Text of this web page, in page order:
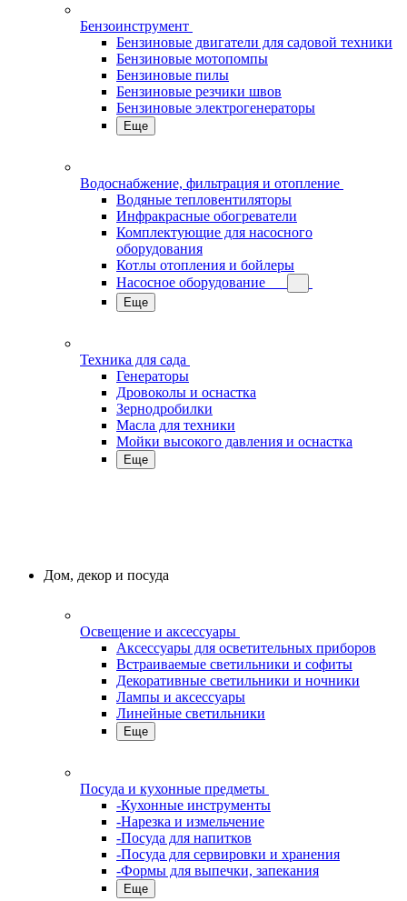
Бензоинструмент
Бензиновые двигатели для садовой техники
Бензиновые мотопомпы
Бензиновые пилы
Бензиновые резчики швов
Бензиновые электрогенераторы
Еще
Водоснабжение, фильтрация и отопление
Водяные тепловентиляторы
Инфракрасные обогреватели
Комплектующие для насосного
оборудования
Котлы отопления и бойлеры
Насосное оборудование
Еще
Техника для сада
Генераторы
Дровоколы и оснастка
Зернодробилки
Масла для техники
Мойки высокого давления и оснастка
Еще
Дом, декор и посуда
Освещение и аксессуары
Аксессуары для осветительных приборов
Встраиваемые светильники и софиты
Декоративные светильники и ночники
Лампы и аксессуары
Линейные светильники
Еще
Посуда и кухонные предметы
-Кухонные инструменты
-Нарезка и измельчение
-Посуда для напитков
-Посуда для сервировки и хранения
-Формы для выпечки, запекания
Еще